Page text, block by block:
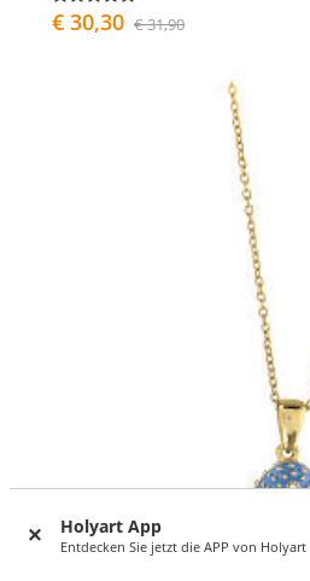
Holyart App
Entdecken Sie jetzt die APP von Holyart
€ 30,30 € 31,90